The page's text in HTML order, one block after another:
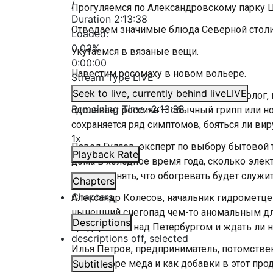
/
Duration 2:13:38
Loaded:
0.03%
0:00:00
Stream TypeLIVE
Seek to live, currently behind liveLIVE
Remaining Time-2:13:38
1x
Playback Rate
Chapters
Chapters
Descriptions
descriptions off, selected
Subtitles
Прогуляемся по Александровскому парку
Отведаем значимые блюда Северной
Укутаемся в вязаные вещи.
Навестим росомаху в новом вольере.
Анна Ратникова, врач-терапевт,
одолевает россиян — обычный грипп или
сохраняется ряд симптомов, бояться ли
Павел Гуляев, эксперт по выбору бытовой
дома в холодное время года, сколько
можно понять, что обогревать будет
Александр Колесов, начальник
нынешний снегопад чем-то аномальным
продержится над Петербургом и ждать ли
Илья Петров, предприниматель,
при выборе мёда и как добавки в этот